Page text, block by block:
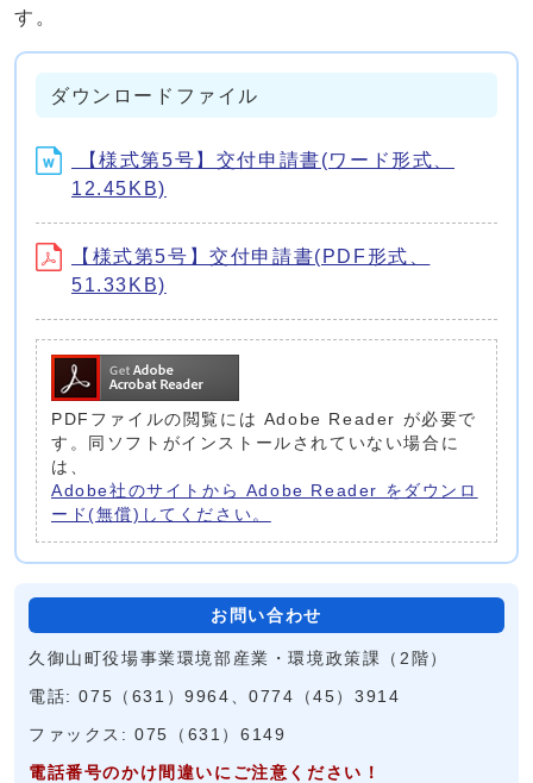
す。
ダウンロードファイル
【様式第5号】交付申請書(ワード形式、
12.45KB)
【様式第5号】交付申請書(PDF形式、
51.33KB)
PDFファイルの閲覧には Adobe Reader が必要で
す。同ソフトがインストールされていない場合に
は、
Adobe社のサイトから Adobe Reader をダウンロ
ード(無償)してください。
お問い合わせ
久御山町役場事業環境部産業・環境政策課（2階）
電話: 075（631）9964、0774（45）3914
ファックス: 075（631）6149
電話番号のかけ間違いにご注意ください！